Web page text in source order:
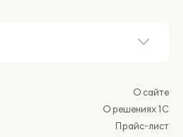
О сайте
О решениях 1С
Прайс-лист